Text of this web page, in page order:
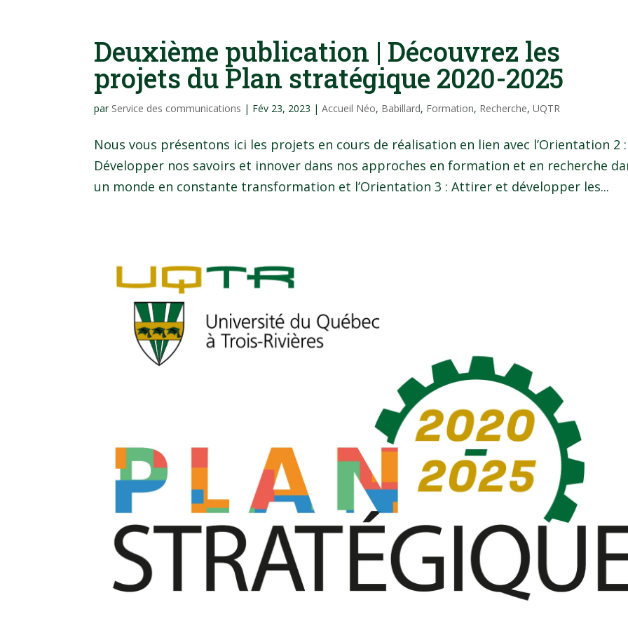
Deuxième publication | Découvrez les
projets du Plan stratégique 2020-2025
par Service des communications | Fév 23, 2023 |Accueil Néo, Babillard, Formation, Recherche,UQTR
Nous vous présentons ici les projets en cours de réalisation en lien avec l’Orientation 2 :
Développer nos savoirs et innover dans nos approches en formation et en recherche
un monde en constante transformation et l’Orientation 3 : Attirer et développer les...